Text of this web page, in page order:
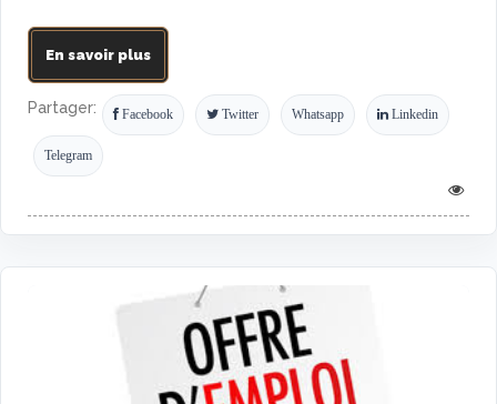
En savoir plus
Partager: Facebook Twitter Whatsapp Linkedin
Telegram